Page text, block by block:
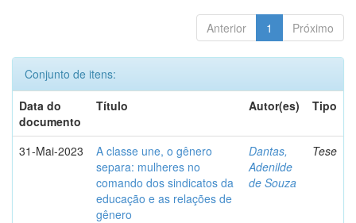
Anterior 1 Próximo
Conjunto de itens:
Data do
documento
Título Autor(es) Tipo
31-Mai-2023
A classe une, o gênero
separa: mulheres no
comando dos sindicatos da
educação e as relações de
gênero
Dantas,
Adenilde
de Souza
Tese